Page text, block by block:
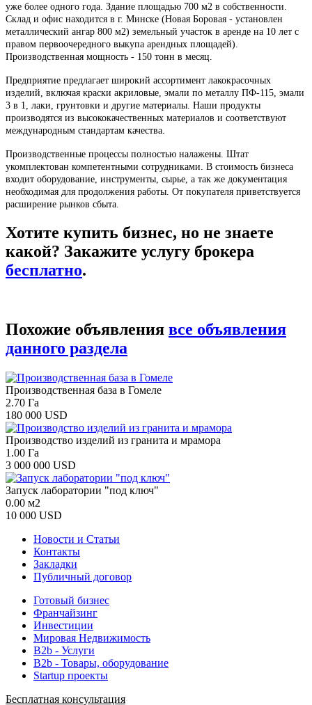
уже более одного года. Здание площадью 700 м2 в собственности.
Склад и офис находится в г. Минске (Новая Боровая - установлен
металлический ангар 800 м2) земельный участок в аренде на 10 лет с
правом первоочередного выкупа арендных площадей).
Производственная мощность - 150 тонн в месяц.
Предприятие предлагает широкий ассортимент лакокрасочных
изделий, включая краски акриловые, эмали по металлу ПФ-115, эмали
3 в 1, лаки, грунтовки и другие материалы. Наши продукты
производятся из высококачественных материалов и соответствуют
международным стандартам качества.
Производственные процессы полностью налажены. Штат
укомплектован компетентными сотрудниками. В стоимость бизнеса
входит оборудование, инструменты, сырье, а так же документация
необходимая для продолжения работы. От покупателя приветствуется
расширение рынков сбыта.
Хотите купить бизнес, но не знаете
какой? Закажите услугу брокера
бесплатно.
Похожие объявления все объявления
данного раздела
Производственная база в Гомеле
2.70 Га
180 000 USD
Производство изделий из гранита и мрамора
1.00 Га
3 000 000 USD
Запуск лаборатории "под ключ"
0.00 м2
10 000 USD
Новости и Статьи
Контакты
Закладки
Публичный договор
Готовый бизнес
Франчайзинг
Инвестиции
Мировая Недвижимость
B2b - Услуги
B2b - Товары, оборудование
Startup проекты
Бесплатная консультация